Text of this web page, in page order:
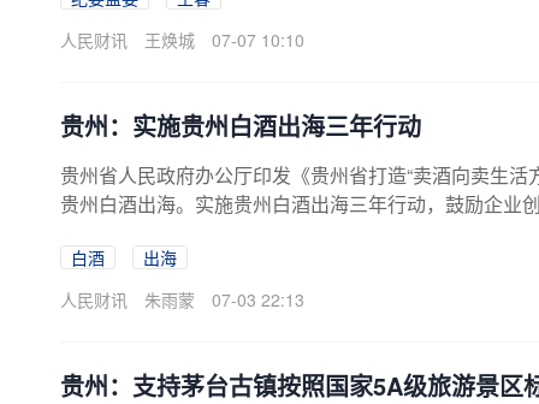
插手市场经济纠纷；将公权力当作攫取私利的工具，
人民财讯
王焕城 07-07 10:10
贵州：实施贵州白酒出海三年行动
贵州省人民政府办公厅印发《贵州省打造“卖酒向卖生
贵州白酒出海。实施贵州白酒出海三年行动，鼓励企业
活，传递“醉美”文化魅力。联动白酒出海与入境旅游，
白酒
出海
人民财讯
朱雨蒙 07-03 22:13
贵州：支持茅台古镇按照国家5A级旅游景